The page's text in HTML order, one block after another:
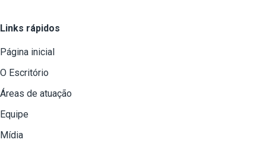
Links rápidos
Página inicial
O Escritório
Áreas de atuação
Equipe
Mídia